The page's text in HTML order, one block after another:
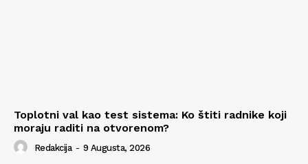
Toplotni val kao test sistema: Ko štiti radnike koji
moraju raditi na otvorenom?
Redakcija - 9 Augusta, 2026